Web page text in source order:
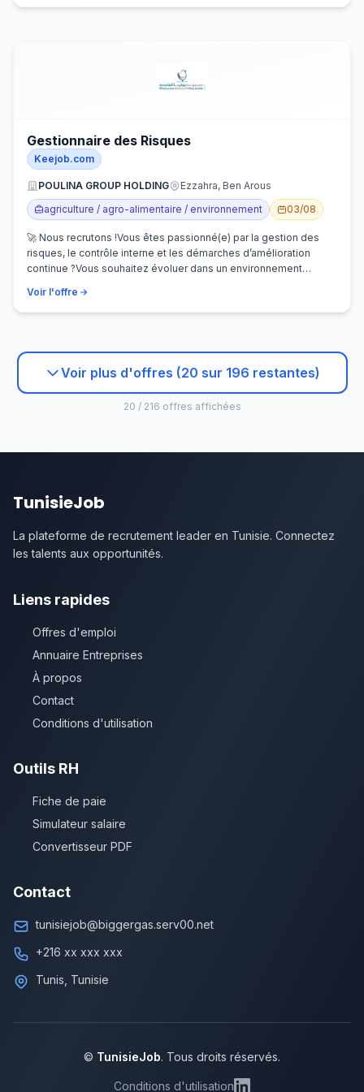
Gestionnaire des Risques
Keejob.com
POULINA GROUP HOLDING
Ezzahra, Ben Arous
agriculture / agro-alimentaire / environnement
03/08
🚀 Nous recrutons !Vous êtes passionné(e) par la gestion des
risques, le contrôle interne et les démarches d’amélioration
continue ?Vous souhaitez évoluer dans un environnement
Voir l'offre
Voir plus d'offres (20 sur 196 restantes)
20 / 216 offres affichées
TunisieJob
La plateforme de recrutement leader en Tunisie. Connectez
les talents aux opportunités.
Liens rapides
Offres d'emploi
Annuaire Entreprises
À propos
Contact
Conditions d'utilisation
Outils RH
Fiche de paie
Simulateur salaire
Convertisseur PDF
Contact
tunisiejob@biggergas.serv00.net
+216 xx xxx xxx
Tunis, Tunisie
© TunisieJob. Tous droits réservés.
Conditions d'utilisation